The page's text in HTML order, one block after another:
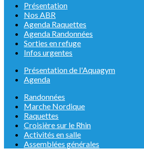
Présentation
Nos ABR
Agenda Raquettes
Agenda Randonnées
Sorties en refuge
Infos urgentes
Présentation de l'Aquagym
Agenda
Randonnées
Marche Nordique
Raquettes
Croisière sur le Rhin
Activités en salle
Assemblées générales